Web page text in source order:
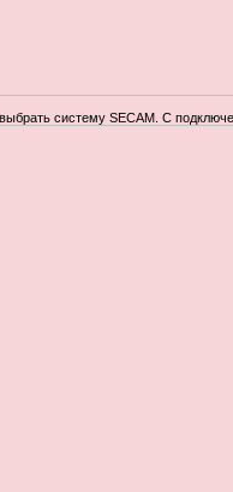
систему SECAM. С